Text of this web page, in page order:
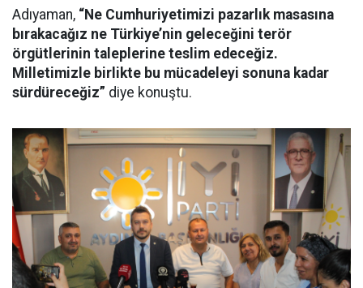
Adıyaman, “Ne Cumhuriyetimizi pazarlık masasına
bırakacağız ne Türkiye’nin geleceğini terör
örgütlerinin taleplerine teslim edeceğiz.
Milletimizle birlikte bu mücadeleyi sonuna kadar
sürdüreceğiz” diye konuştu.